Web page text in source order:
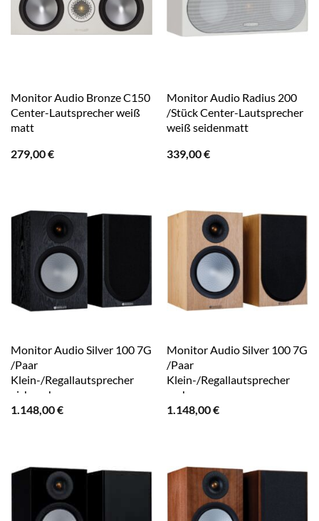
Monitor Audio Bronze C150
Center-Lautsprecher weiß
matt
279,00€
Monitor Audio Radius 200
/Stück Center-Lautsprecher
weiß seidenmatt
339,00€
Monitor Audio Silver 100 7G
/Paar
Klein-/Regallautsprecher
eiche schwarz
1.148,00€
Monitor Audio Silver 100 7G
/Paar
Klein-/Regallautsprecher
esche
1.148,00€